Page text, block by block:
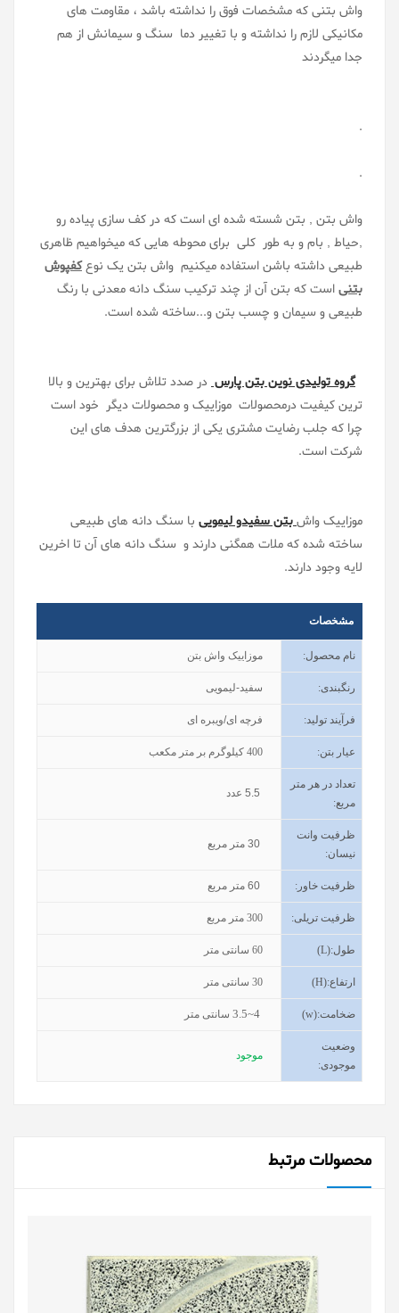
واش بتنی که مشخصات فوق را نداشته باشد ، مقاومت های
مکانیکی لازم را نداشته و با تغییر دما سنگ و سیمانش از هم
جدا میگردند
.
.
واش بتن , بتن شسته شده ای است که در کف سازی پیاده رو
,حیاط , بام و به طور کلی برای محوطه هایی که میخواهیم ظاهری
طبیعی داشته باشن استفاده میکنیم واش بتن یک نوعکفپوش
بتنیاست که بتن آن از چند ترکیب سنگ دانه معدنی با رنگ
طبیعی و سیمان و چسب بتن و...ساخته شده است.
گروه تولیدی نوین بتن پارس در صدد تلاش برای بهترین و بالا
ترین کیفیت درمحصولات موزاییک و محصولات دیگر خود است
چرا که جلب رضایت مشتری یکی از بزرگترین هدف های این
شرکت است.
موزاییک واشبتن سفیدو لیمویی با سنگ دانه های طبیعی
ساخته شده که ملات همگنی دارند و سنگ دانه های آن تا اخرین
لایه وجود دارند.
مشخصات
نام محصول: موزاییک واش بتن
رنگبندی: سفید-لیمویی
فرآیند تولید: فرچه ای/ویبره ای
عیار بتن:
400 کیلوگرم بر متر مکعب
تعداد در هر متر
مربع:
5.5 عدد
ظرفیت وانت
نیسان:
30 متر مربع
ظرفیت خاور :
60 متر مربع
ظرفیت تریلی:
300 متر مربع
طول(L):
60 سانتی متر
ارتفاع(H):
30 سانتی متر
ضخامت(w):
3.5~4 سانتی متر
وضعیت
موجودی:
موجود
محصولات مرتبط